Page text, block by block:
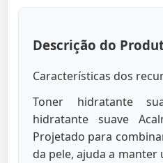
Descrição do
Características dos
Toner hidratante
hidratante suave
Projetado para
da pele, ajuda a